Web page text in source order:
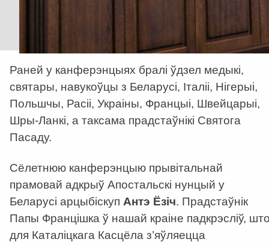
Раней у канферэнцыях бралі ўдзел медыкі,
святары, навукоўцы з Беларусі, Італіі, Нігерыі,
Польшчы, Расіі, Украіны, Францыі, Швейцарыі,
Шры-Ланкі, а таксама прадстаўнікі Святога
Пасаду.
Сёлетнюю канферэнцыю прывітальнай
прамовай адкрыў Апостальскі нунцый у
Беларусі арцыбіскуп Антэ Ёзіч. Прадстаўнік
Папы Францішка ў нашай краіне падкрэсліў,
для Каталіцкага Касцёла з’яўляецца